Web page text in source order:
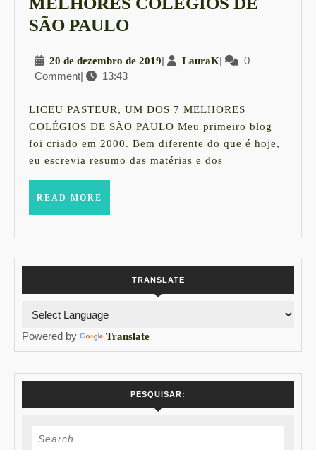
SÃO PAULOONDE
BLOG
LICEU
PASTEUR,
UM
COLÉGIOS
DE
SÃO
PAULO
20 de dezembro de 201920
de
2019
| LauraKLauraK
|
0
Comment| 13:43
LICEU PASTEUR, UM DOS 7 MELHORES
COLÉGIOS DE SÃO PAULO Meu primeiro blog
foi criado em 2000. Bem diferente do que é hoje,
eu escrevia resumo das matérias e dos
READ MORE
TRANSLATE
Powered by Translate
PESQUISAR:
Search